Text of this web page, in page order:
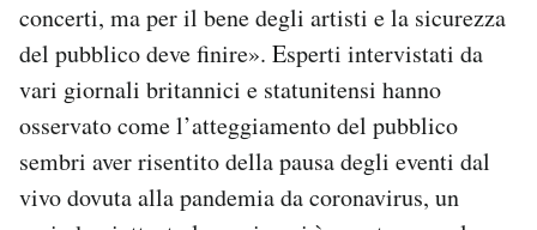
concerti, ma per il bene degli artisti e la sicurezza
del pubblico deve finire». Esperti intervistati da
vari giornali britannici e statunitensi hanno
osservato come l’atteggiamento del pubblico
sembri aver risentito della pausa degli eventi dal
vivo dovuta alla pandemia da coronavirus, un